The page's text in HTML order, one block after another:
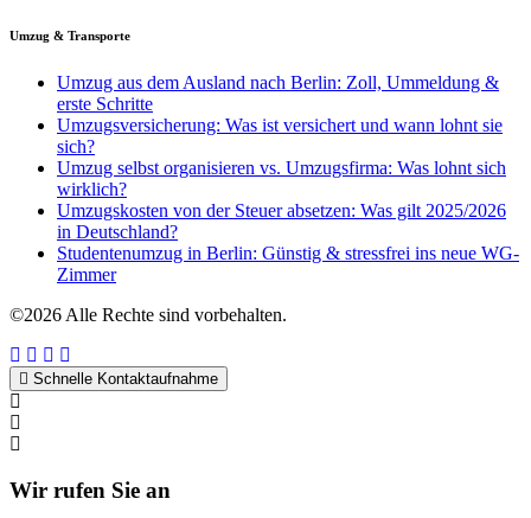
Umzug & Transporte
Umzug aus dem Ausland nach Berlin: Zoll, Ummeldung &
erste Schritte
Umzugsversicherung: Was ist versichert und wann lohnt sie
sich?
Umzug selbst organisieren vs. Umzugsfirma: Was lohnt sich
wirklich?
Umzugskosten von der Steuer absetzen: Was gilt 2025/2026
in Deutschland?
Studentenumzug in Berlin: Günstig & stressfrei ins neue WG-
Zimmer
©2026 Alle Rechte sind vorbehalten.
Schnelle Kontaktaufnahme
Wir rufen Sie an